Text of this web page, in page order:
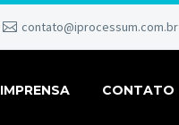
contato@iprocessum.com.br
IMPRENSA CONTATO